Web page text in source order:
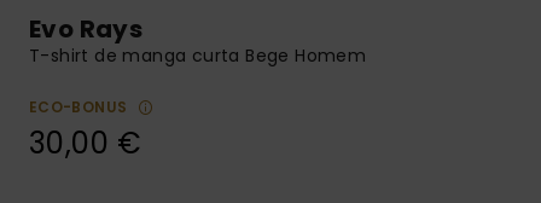
Encontra
Evo Rays
T-shirt de manga curta Bege Homem
ECO-BONUS
30,00 €